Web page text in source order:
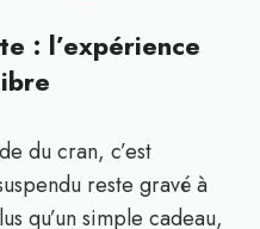
: l’expérience
du cran, c’est
reste gravé à
qu’un simple cadeau,